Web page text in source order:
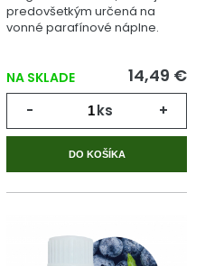
predovšetkým určená na
vonné parafínové náplne.
NA SKLADE 14,49 €
- ks +
DO KOŠÍKA